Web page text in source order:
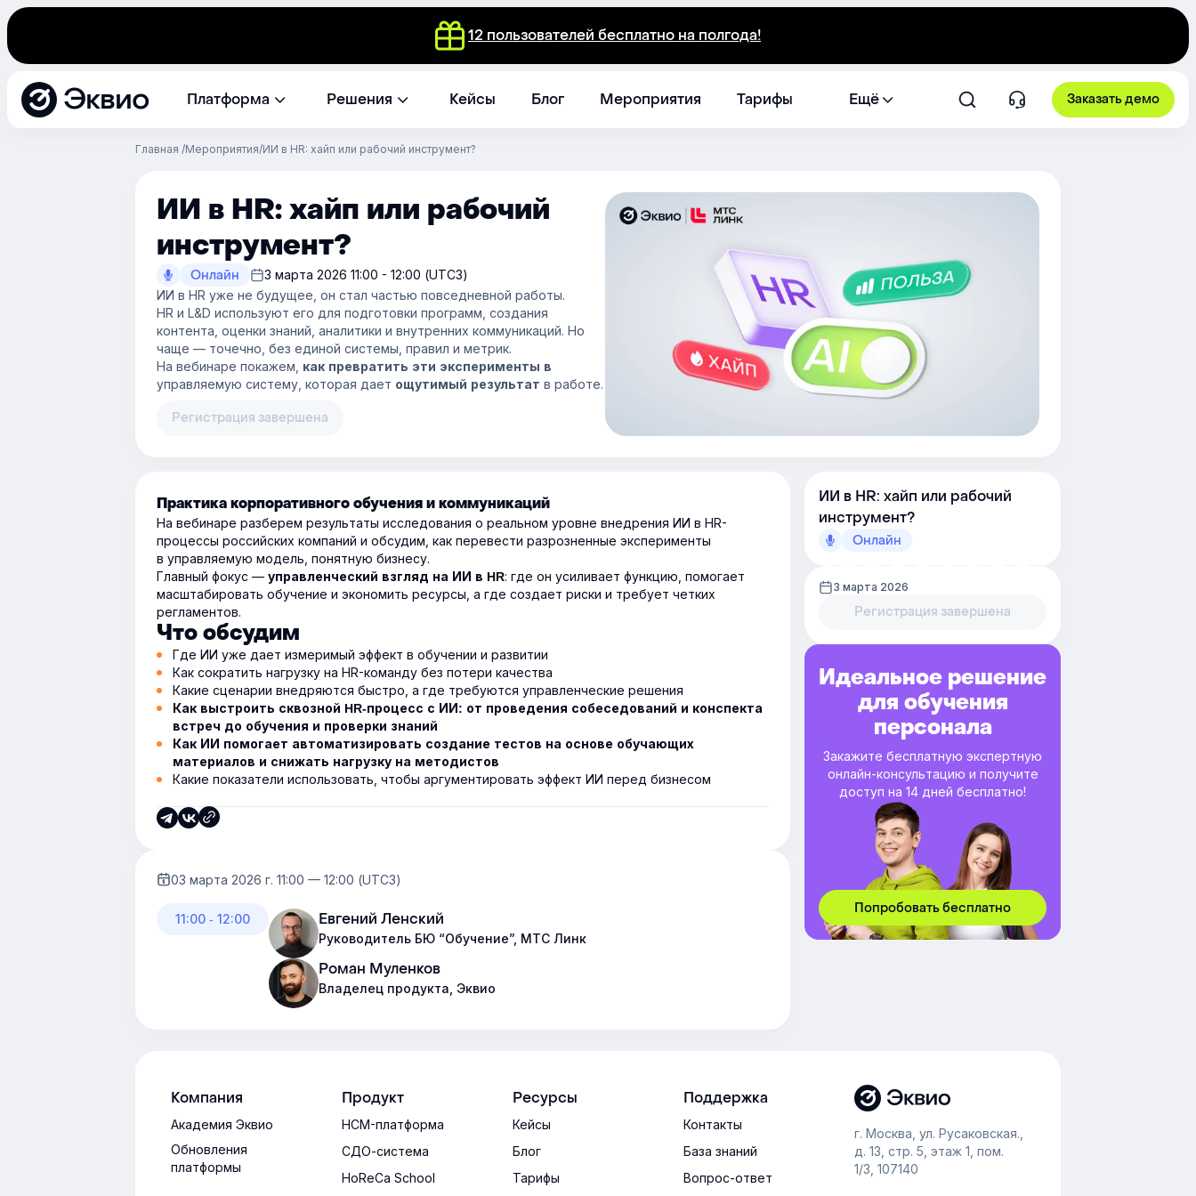
12 пользователей бесплатно на полгода!
Эквио Платформа Решения Кейсы Блог Мероприятия Тарифы Ещё Заказать демо
Главная Мероприятия ИИ в HR: хайп или рабочий инструмент?
ИИ в HR: хайп или рабочий
инструмент?
Онлайн
3 марта 2026 11:00 - 12:00 (UTC3)
ИИ в HR уже не будущее, он стал частью повседневной работы.
HR и L&D используют его для подготовки программ, создания
контента, оценки знаний, аналитики и внутренних коммуникаций. Но
чаще — точечно, без единой системы, правил и метрик.
На вебинаре покажем, как превратить эти эксперименты в
управляемую систему, которая дает ощутимый результат в работе.
Регистрация завершена
Практика корпоративного обучения и коммуникаций
На вебинаре разберем результаты исследования о реальном уровне внедрения ИИ в HR-
процессы российских компаний и обсудим, как перевести разрозненные эксперименты
в управляемую модель, понятную бизнесу.
Главный фокус — управленческий взгляд на ИИ в HR: где он усиливает функцию, помогает
масштабировать обучение и экономить ресурсы, а где создает риски и требует четких
регламентов.
Что обсудим
Где ИИ уже дает измеримый эффект в обучении и развитии
Как сократить нагрузку на HR-команду без потери качества
Какие сценарии внедряются быстро, а где требуются управленческие решения
Как выстроить сквозной HR-процесс с ИИ: от проведения собеседований и конспекта
встреч до обучения и проверки знаний
Как ИИ помогает автоматизировать создание тестов на основе обучающих
материалов и снижать нагрузку на методистов
Какие показатели использовать, чтобы аргументировать эффект ИИ перед бизнесом
03 марта 2026 г. 11:00 — 12:00 (UTC3)
11:00 ‐ 12:00 Евгений Ленский
Руководитель БЮ “Обучение”, МТС Линк
Роман Муленков
Владелец продукта, Эквио
ИИ в HR: хайп или рабочий
инструмент?
Онлайн
3 марта 2026
Регистрация завершена
Идеальное решение
для обучения
персонала
Закажите бесплатную экспертную
онлайн-консультацию и получите
доступ на 14 дней бесплатно!
Попробовать бесплатно
г. Москва, ул. Русаковская.,
д. 13, стр. 5, этаж 1, пом.
1/3, 107140
Компания
Академия Эквио
Обновления
платформы
Продукт
HCM-платформа
СДО-система
HoReCa School
Ресурсы
Кейсы
Блог
Тарифы
Поддержка
Контакты
База знаний
Вопрос-ответ